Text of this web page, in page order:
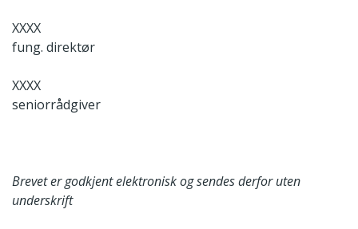
XXXX
fung. direktør
XXXX
seniorrådgiver
Brevet er godkjent elektronisk og sendes derfor uten
underskrift